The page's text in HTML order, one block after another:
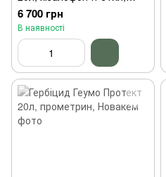
Новакем
6 700 грн
В наявності